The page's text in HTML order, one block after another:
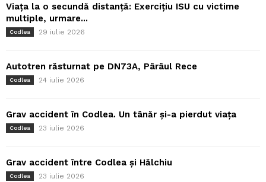
Viața la o secundă distanță: Exercițiu ISU cu victime
multiple, urmare...
Codlea 29 iulie 2026
Autotren răsturnat pe DN73A, Pârâul Rece
Codlea 24 iulie 2026
Grav accident în Codlea. Un tânăr și-a pierdut viața
Codlea 23 iulie 2026
Grav accident între Codlea și Hălchiu
Codlea 23 iulie 2026